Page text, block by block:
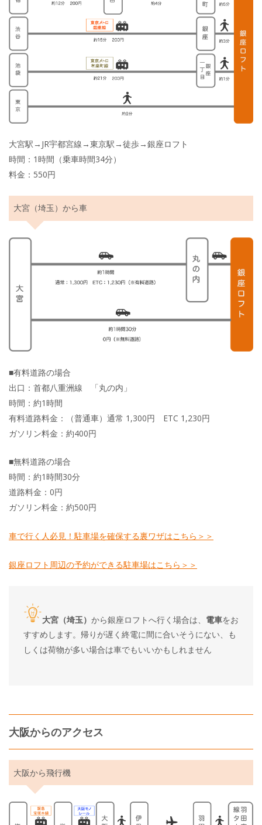
大宮駅→JR宇都宮線→東京駅→徒歩→銀座ロフト
時間：1時間（乗車時間34分）
料金：550円
大宮（埼玉）から車
■有料道路の場合
出口：首都八重洲線 「丸の内」
時間：約1時間
有料道路料金：（普通車）通常 1,300円 ETC 1,230円
ガソリン料金：約400円
■無料道路の場合
時間：約1時間30分
道路料金：0円
ガソリン料金：約500円
車で行く人必見！駐車場を確保する裏ワザはこちら＞＞
銀座ロフト周辺の予約ができる駐車場はこちら＞＞
大宮（埼玉） から銀座ロフトへ行く場合は、 電車をお
すすめします。帰りが遅く終電に間に合いそうにない、も
しくは荷物が多い場合は車でもいいかもしれません
大阪からのアクセス
大阪から飛行機